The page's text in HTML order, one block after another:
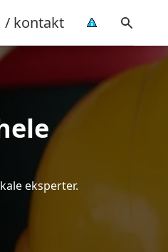
/ kontakt
eksperter.